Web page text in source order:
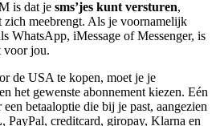
is dat je sms’jes kunt versturen,
zich meebrengt. Als je voornamelijk
WhatsApp, iMessage of Messenger, is
voor jou.
de USA te kopen, moet je je
het gewenste abonnement kiezen. Eén
betaaloptie die bij je past, aangezien
, PayPal, creditcard, giropay, Klarna en